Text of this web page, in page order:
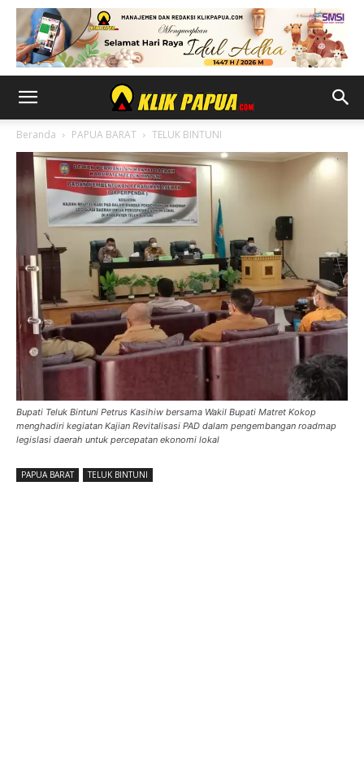
Beranda PAPUA BARAT TELUK BINTUNI
Bupati Teluk Bintuni Petrus Kasihiw bersama Wakil Bupati Matret Kokop
menghadiri kegiatan Kajian Revitalisasi PAD dalam pengembangan roadmap
legislasi daerah untuk percepatan ekonomi lokal
PAPUA BARAT TELUK BINTUNI